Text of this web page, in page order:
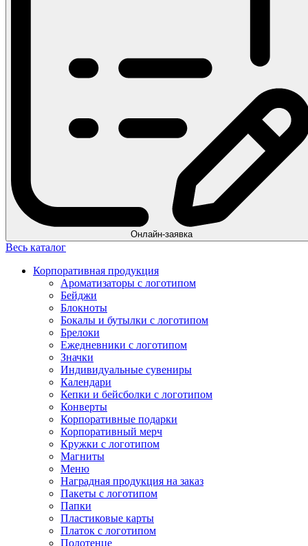
Онлайн-заявка
Весь каталог
Корпоративная продукция
Ароматизаторы с логотипом
Бейджи
Блокноты
Бокалы и бутылки с логотипом
Брелоки
Ежедневники с логотипом
Значки
Индивидуальные сувениры
Календари
Кепки и бейсболки с логотипом
Конверты
Корпоративные подарки
Корпоративный мерч
Кружки с логотипом
Магниты
Меню
Наградная продукция на заказ
Пакеты с логотипом
Папки
Пластиковые карты
Платок с логотипом
Полотенце